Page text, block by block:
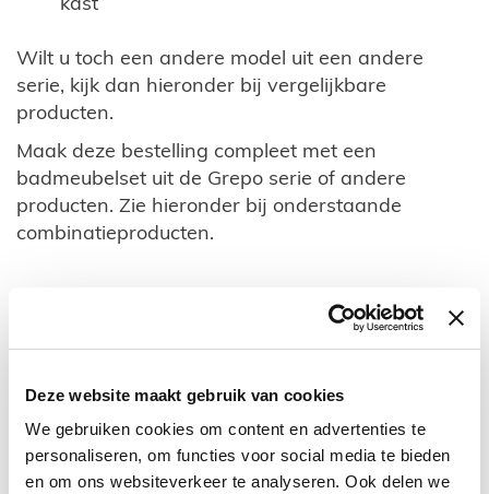
Deze website maakt gebruik van cookies
We gebruiken cookies om content en advertenties te
personaliseren, om functies voor social media te bieden
en om ons websiteverkeer te analyseren. Ook delen we
Wilt u toch een andere model uit een andere
serie, kijk dan hieronder bij vergelijkbare
producten.
Maak deze bestelling compleet met een
badmeubelset uit de Grepo serie of andere
producten. Zie hieronder bij onderstaande
combinatieproducten.
Download hier de technische tekening
Download bestand(84.99 kB)